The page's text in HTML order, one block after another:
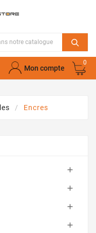
Mon compte
0
Encres



